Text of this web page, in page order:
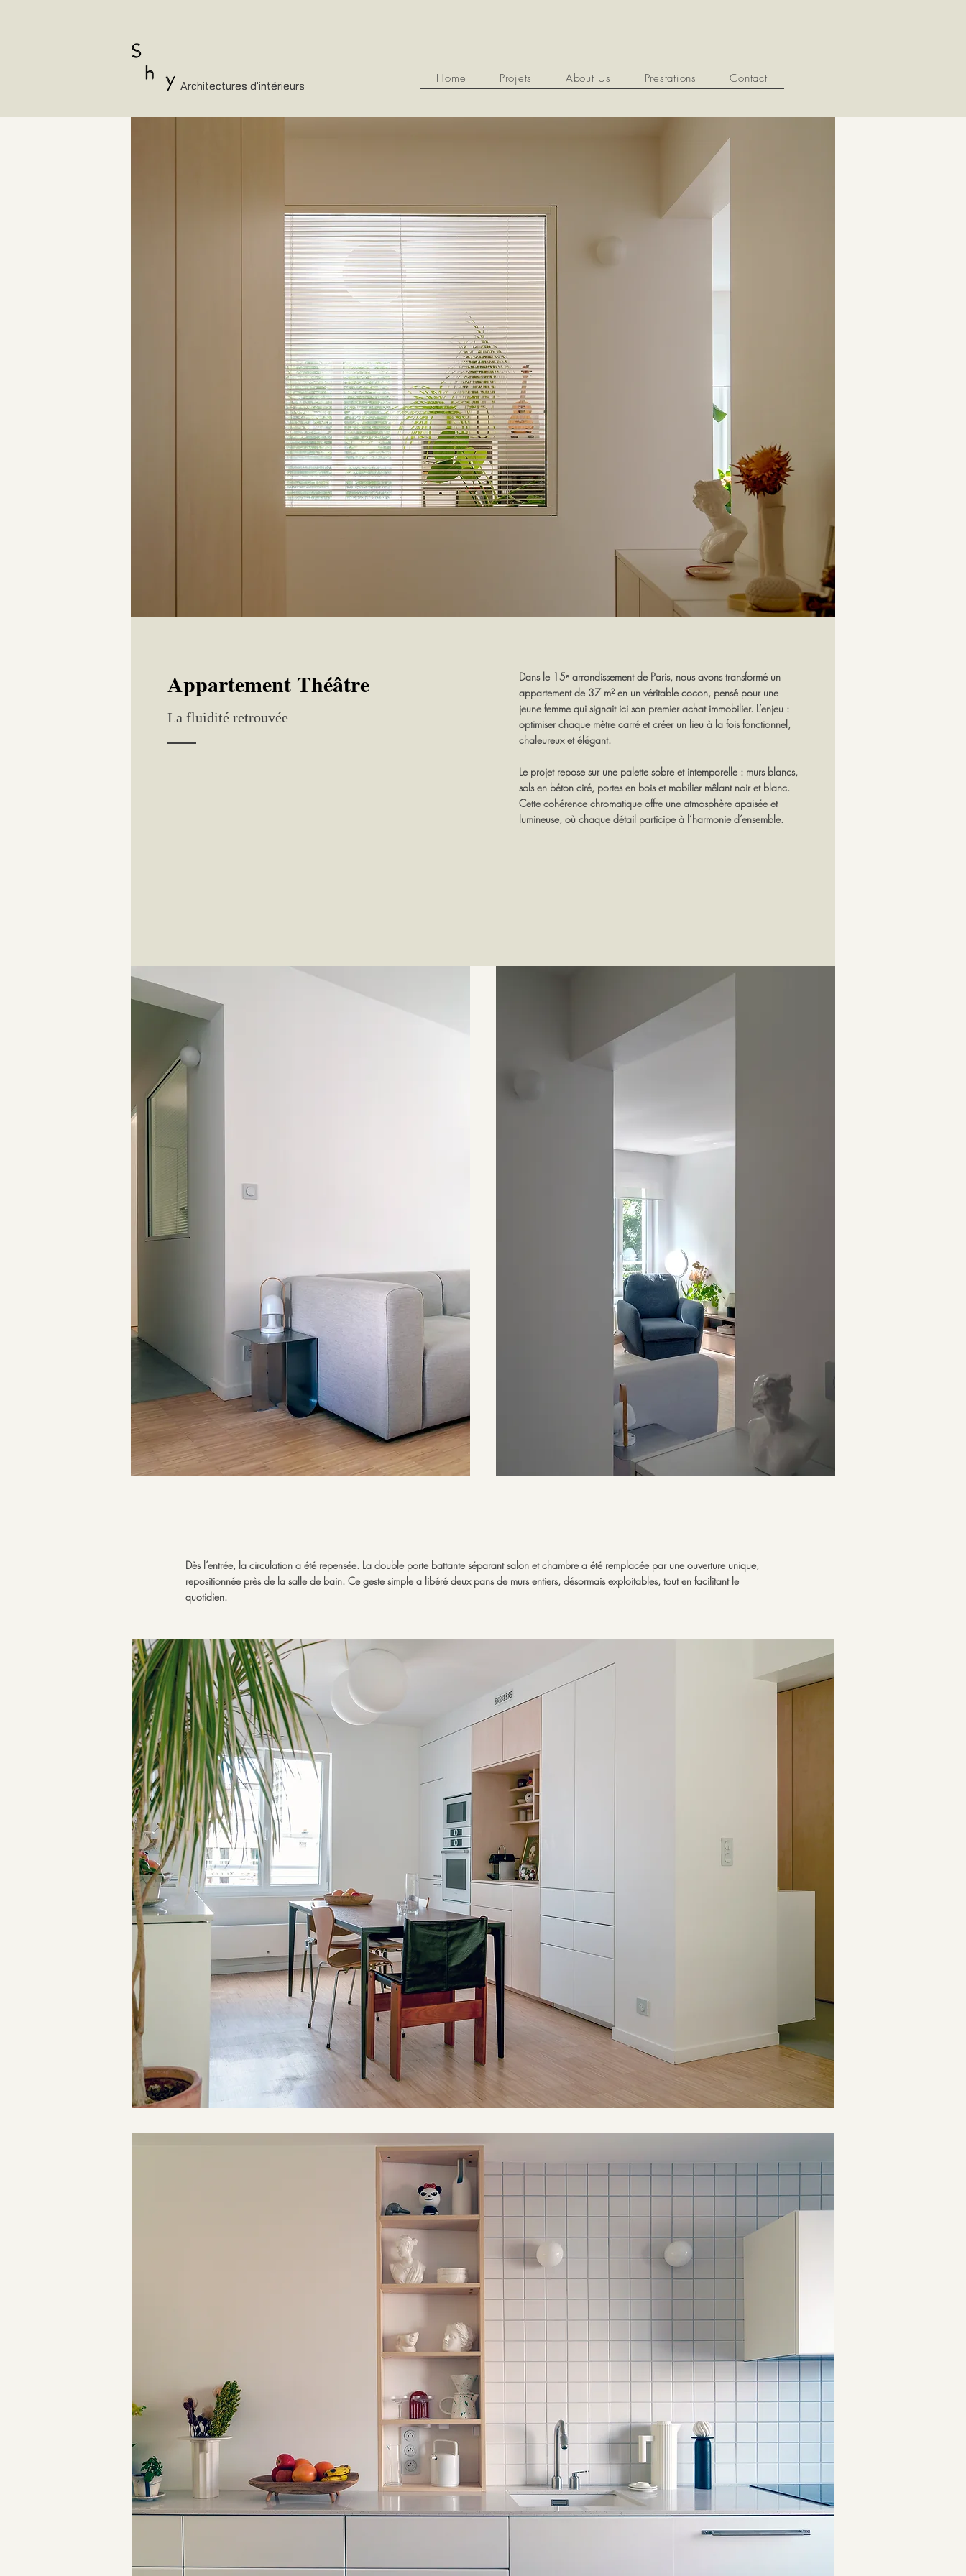
Architectures d'intérieurs
Architectures d'intérieurs
Home Projets About Us Prestations Contact
Appartement Théâtre
La fluidité retrouvée
Dans le 15ᵉ arrondissement de Paris, nous avons transformé un
appartement de 37 m² en un véritable cocon, pensé pour une
jeune femme qui signait ici son premier achat immobilier. L’enjeu :
optimiser chaque mètre carré et créer un lieu à la fois fonctionnel,
chaleureux et élégant.
Le projet repose sur une palette sobre et intemporelle : murs blancs,
sols en béton ciré, portes en bois et mobilier mêlant noir et blanc.
Cette cohérence chromatique offre une atmosphère apaisée et
lumineuse, où chaque détail participe à l’harmonie d’ensemble.
Dès l’entrée, la circulation a été repensée. La double porte battante séparant salon et chambre a été remplacée par une ouverture unique,
repositionnée près de la salle de bain. Ce geste simple a libéré deux pans de murs entiers, désormais exploitables, tout en facilitant le
quotidien.